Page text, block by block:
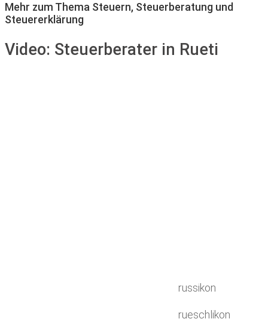
Mehr zum Thema Steuern, Steuerberatung und
Steuererklärung
Video: Steuerberater in Rueti
russikon
rueschlikon